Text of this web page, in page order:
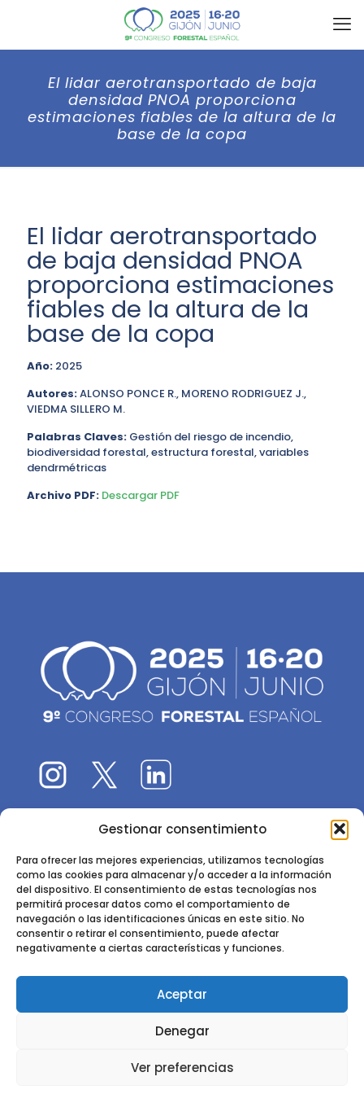
Gestionar consentimiento
Para ofrecer las mejores experiencias, utilizamos tecnologías
como las cookies para almacenar y/o acceder a la información
del dispositivo. El consentimiento de estas tecnologías nos
permitirá procesar datos como el comportamiento de
navegación o las identificaciones únicas en este sitio. No
consentir o retirar el consentimiento, puede afectar
negativamente a ciertas características y funciones.
Aceptar
Denegar
Ver preferencias
El lidar aerotransportado de baja
densidad PNOA proporciona
estimaciones fiables de la altura de la
base de la copa
El lidar aerotransportado
de baja densidad PNOA
proporciona estimaciones
fiables de la altura de la
base de la copa
Año: 2025
Autores:ALONSO PONCE R., MORENO RODRIGUEZ J.,
VIEDMA SILLERO M.
Palabras Claves: Gestión del riesgo de incendio,
biodiversidad forestal, estructura forestal, variables
dendrmétricas
Archivo PDF: Descargar PDF
El 9CFE es una actividad promovida por laSociedad
Instituto de Ciencias Forestales, INIA-CSIC
Ctra. de la Coruña km 7,5 - 28040 Madrid
DERECHOS RESERVADOS. DISEÑO Y DESARROLLO DEL SITIO WEB,